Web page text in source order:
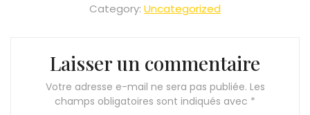
Category: Uncategorized
Laisser un commentaire
Votre adresse e-mail ne sera pas publiée. Les
champs obligatoires sont indiqués avec *